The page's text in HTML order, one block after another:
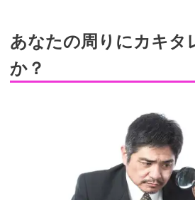
あなたの周りにカキタ
か？